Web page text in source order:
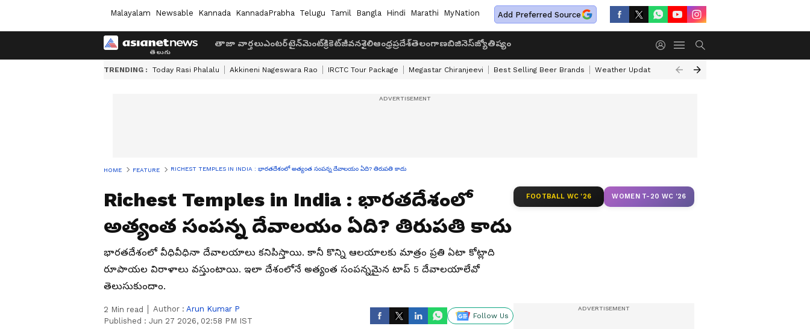
Malayalam Newsable Kannada KannadaPrabha Telugu Tamil Bangla Hindi Marathi MyNation Add Preferred Source
తాజా వార్తలుఎంటర్‌టైన్‌మెంట్క్రికెట్జీవనశైలిఆంధ్రప్రదేశ్తెలంగాణబిజినెస్జ్యోతిష్యం
TRENDING : Today Rasi Phalalu Akkineni Nageswara Rao IRCTC Tour Package Megastar Chiranjeevi Best Selling Beer Brands Weather Update Saturn Transit Zodiac Signs
HOME FEATURE RICHEST TEMPLES IN INDIA : భారతదేశంలో అత్యంత సంపన్న దేవాలయం ఏది? తిరుపతి కాదు
Richest Temples in India : భారతదేశంలో
అత్యంత సంపన్న దేవాలయం ఏది? తిరుపతి కాదు
భారతదేశంలో వీధివీధినా దేవాలయాలు కనిపిస్తాయి. కానీ కొన్ని ఆలయాలకు మాత్రం ప్రతి ఏటా కోట్లాది
రూపాయల విరాళాలు వస్తుంటాయి. ఇలా దేశంలోనే అత్యంత సంపన్నమైన టాప్ 5 దేవాలయాలేవో
తెలుసుకుందాం.
2 Min read Author : Arun Kumar P
Published : Jun 27 2026, 02:58 PM IST
Follow Us
FOOTBALL WC '26 WOMEN T-20 WC '26